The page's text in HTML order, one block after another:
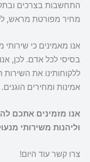
התחשבות בצרכים
מחיר מפורטת מראש,
אנו מאמינים כי שירותי
בסיסי לכל אדם. לכן,
ללקוחותינו את
אמינות ומחירים הוגנים.
אנו מזמינים אתכם
וליהנות משירותי
צרו קשר עוד היום!